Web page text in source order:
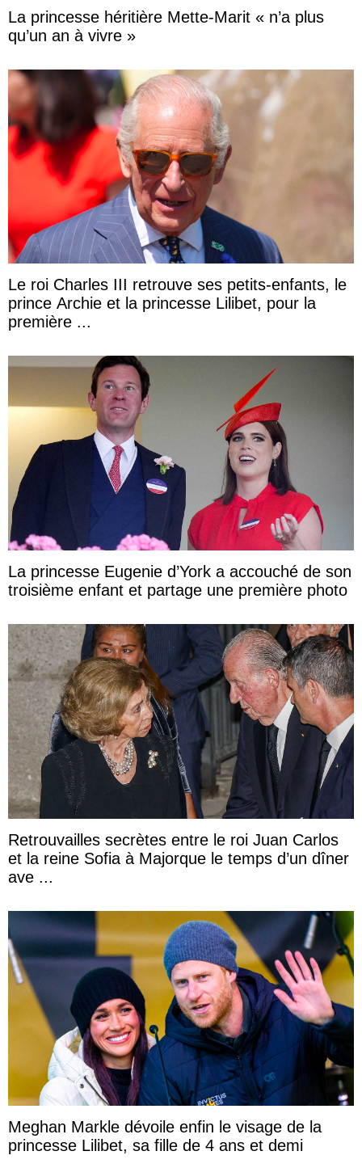
La princesse héritière Mette-Marit « n’a plus
qu’un an à vivre »
Le roi Charles III retrouve ses petits-enfants, le
prince Archie et la princesse Lilibet, pour la
première ...
La princesse Eugenie d’York a accouché de son
troisième enfant et partage une première photo
Retrouvailles secrètes entre le roi Juan Carlos
et la reine Sofia à Majorque le temps d’un dîner
ave ...
Meghan Markle dévoile enfin le visage de la
princesse Lilibet, sa fille de 4 ans et demi